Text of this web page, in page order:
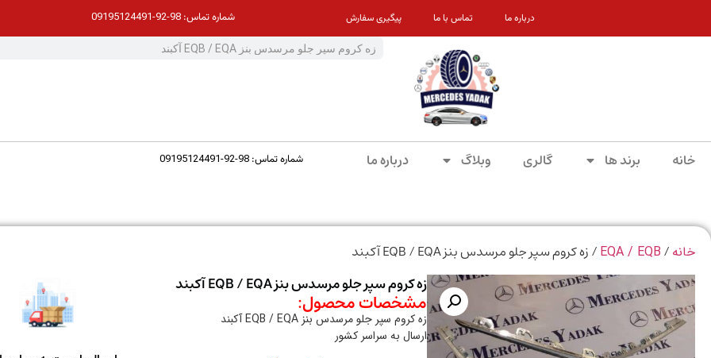
درباره ما تماس با ما پیگیری سفارش شماره تماس: 98-92-09195124491
خانه برند ها گالری وبلاگ درباره ما شماره تماس: 98-92-09195124491
خانه /
EQA / EQB / زه کروم سپر جلو مرسدس بنز EQB / EQA آکبند
زه کروم سپر جلو مرسدس بنز EQB / EQA آکبند
مشخصات محصول:
زه کروم سپر جلو مرسدس بنز EQB / EQA آکبند
ارسال به سراسر کشور